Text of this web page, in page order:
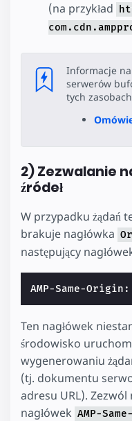
(na przykład
Informacje
serwerów
tych
2) Zezwalanie
źródeł
W przypadku żądań
brakuje nagłówka
następujący
Ten nagłówek
środowisko
wygenerowaniu
(tj. dokumentu
adresu URL). Zezwól
nagłówek AMP-